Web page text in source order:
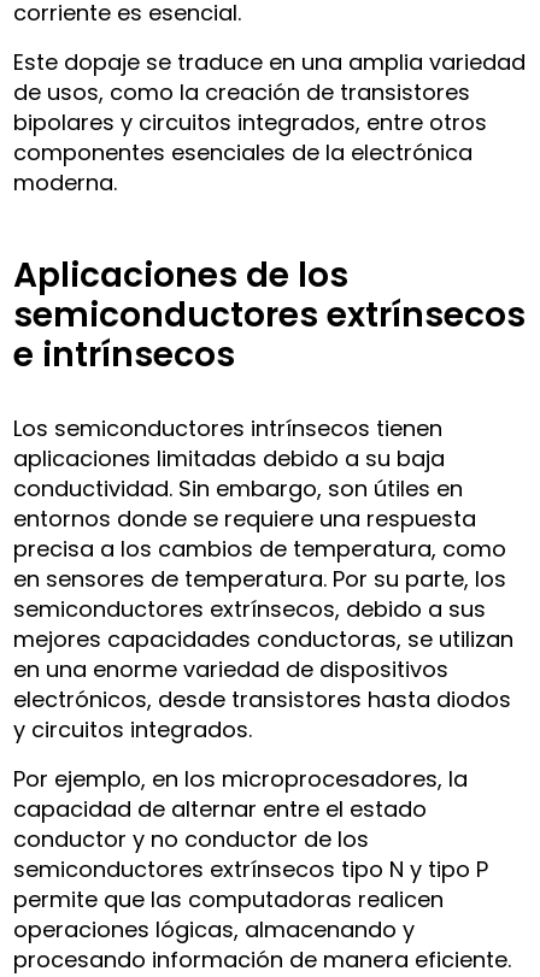
corriente es esencial.
Este dopaje se traduce en una amplia variedad
de usos, como la creación de transistores
bipolares y circuitos integrados, entre otros
componentes esenciales de la electrónica
moderna.
Aplicaciones de los
semiconductores extrínsecos
e intrínsecos
Los semiconductores intrínsecos tienen
aplicaciones limitadas debido a su baja
conductividad. Sin embargo, son útiles en
entornos donde se requiere una respuesta
precisa a los cambios de temperatura, como
en sensores de temperatura. Por su parte, los
semiconductores extrínsecos, debido a sus
mejores capacidades conductoras, se utilizan
en una enorme variedad de dispositivos
electrónicos, desde transistores hasta diodos
y circuitos integrados.
Por ejemplo, en los microprocesadores, la
capacidad de alternar entre el estado
conductor y no conductor de los
semiconductores extrínsecos tipo N y tipo P
permite que las computadoras realicen
operaciones lógicas, almacenando y
procesando información de manera eficiente.